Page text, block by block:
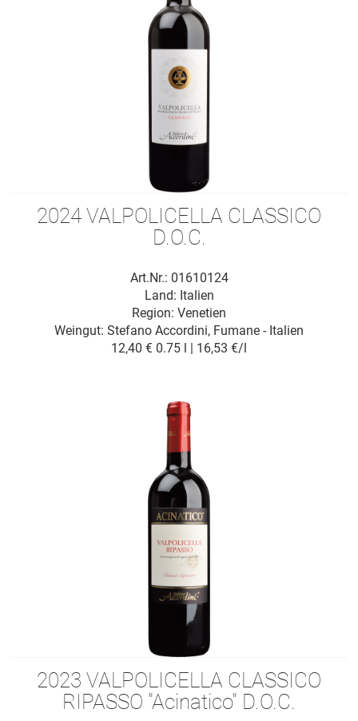
2024 VALPOLICELLA CLASSICO
D.O.C.
Art.Nr.: 01610124
Land: Italien
Region: Venetien
Weingut: Stefano Accordini, Fumane - Italien
12,40 € 0.75 l | 16,53 €/l
2023 VALPOLICELLA CLASSICO
RIPASSO "Acinatico" D.O.C.